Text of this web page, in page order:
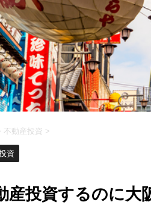
不動産投資 >
資
産投資するのに大